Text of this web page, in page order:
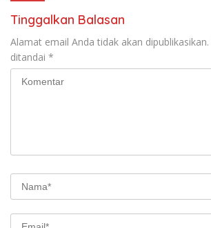
Tinggalkan Balasan
Alamat email Anda tidak akan dipublikasikan.
ditandai *